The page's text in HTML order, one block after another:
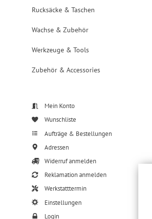
Rucksäcke & Taschen
Wachse & Zubehör
Werkzeuge & Tools
Zubehör & Accessories
Mein Konto
Wunschliste
Aufträge & Bestellungen
Adressen
Widerruf anmelden
Reklamation anmelden
Werkstatttermin
Einstellungen
Login